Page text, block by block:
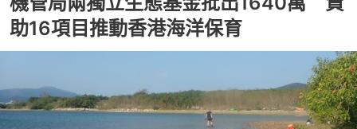
助16項目推動香港海洋保育